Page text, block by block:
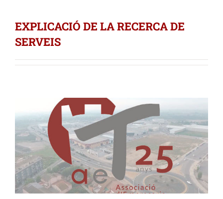
EXPLICACIÓ DE LA RECERCA DE
SERVEIS